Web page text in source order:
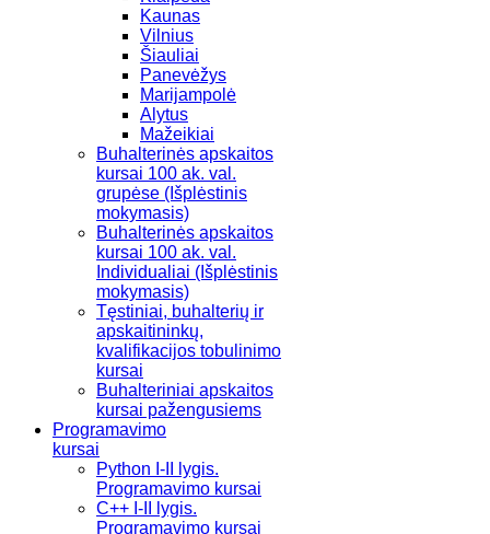
Kaunas
Vilnius
Šiauliai
Panevėžys
Marijampolė
Alytus
Mažeikiai
Buhalterinės apskaitos
kursai 100 ak. val.
grupėse (Išplėstinis
mokymasis)
Buhalterinės apskaitos
kursai 100 ak. val.
Individualiai (Išplėstinis
mokymasis)
Tęstiniai, buhalterių ir
apskaitininkų,
kvalifikacijos tobulinimo
kursai
Buhalteriniai apskaitos
kursai pažengusiems
Programavimo
kursai
Python I-II lygis.
Programavimo kursai
C++ I-II lygis.
Programavimo kursai